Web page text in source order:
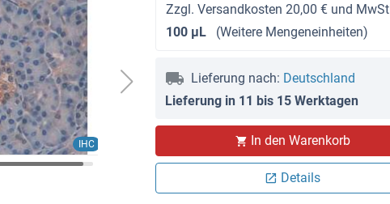
IHC
Zzgl. Versandkosten 20,00 € und MwSt
100 μL
(Weitere Mengeneinheiten)
Lieferung nach: Deutschland
Lieferung in 11 bis 15 Werktagen
In den Warenkorb
Details